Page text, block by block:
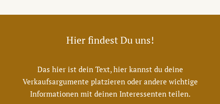
Hier findest Du uns!
Das hier ist dein Text, hier kannst du deine
Verkaufsargumente platzieren oder andere wichtige
Informationen mit deinen Interessenten teilen.